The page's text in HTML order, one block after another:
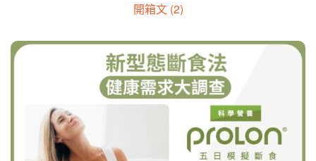
開箱文 (2)